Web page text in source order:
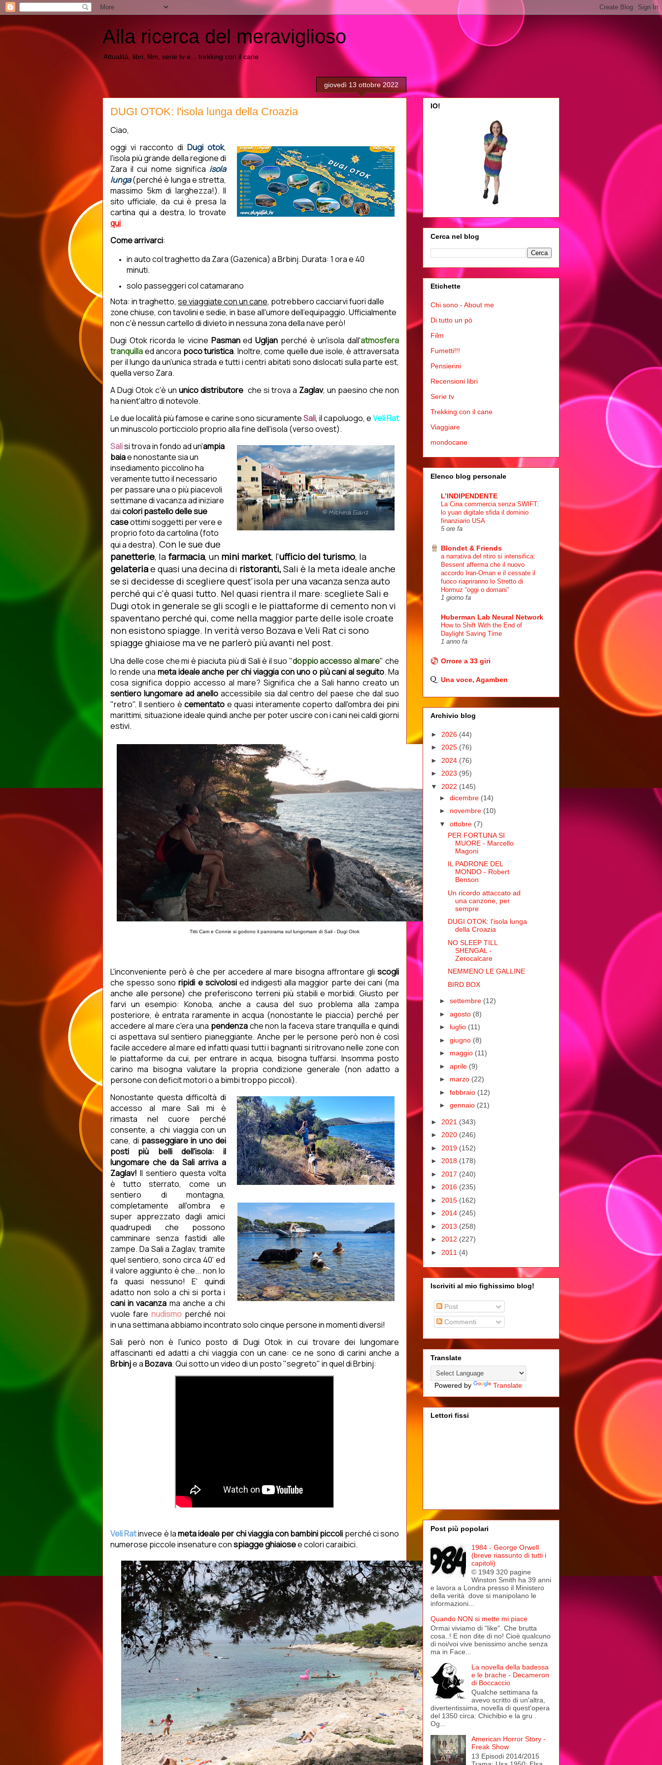
Alla ricerca del meraviglioso
Attualità, libri, film, serie tv e... trekking con il cane
giovedì 13 ottobre 2022
DUGI OTOK: l'isola lunga della Croazia
Ciao,
oggi vi racconto di Dugi otok,
l'isola più grande della regione di
Zara il cui nome significa isola
lunga(perché è lunga e stretta,
massimo 5km di larghezza!). Il
sito ufficiale, da cui è presa la
cartina qui a destra, lo trovate
qui.
Come arrivarci:
in auto col traghetto da Zara (Gazenica) a Brbinj. Durata: 1 ora e 40
minuti.
solo passeggeri col catamarano
Nota: in traghetto, se viaggiate con un cane, potrebbero cacciarvi fuori dalle
zone chiuse, con tavolini e sedie, in base all'umore dell'equipaggio. Ufficialmente
non c'è nessun cartello di divieto in nessuna zona della nave però!
Dugi Otok ricorda le vicine PasmanedUgljan perché è un'isola dall'atmosfera
tranquillaed ancora poco turistica. Inoltre, come quelle due isole, è attraversata
per il lungo da un'unica strada e tutti i centri abitati sono dislocati sulla parte est,
quella verso Zara.
A Dugi Otok c'è ununico distributore che si trova a Zaglav, un paesino che non
ha nient'altro di notevole.
Le due località più famose e carine sono sicuramenteSali, il capoluogo, eVeli Rat
un minuscolo porticciolo proprio alla fine dell'isola (verso ovest).
Salisi trova in fondo ad un'ampia
baiae nonostante sia un
insediamento piccolino ha
veramente tutto il necessario
per passare una o più piacevoli
settimane di vacanza ad iniziare
daicolori pastello delle sue
caseottimi soggetti per vere e
proprio foto da cartolina (foto
qui a destra).Con le sue due
panetterie, la farmacia, un mini market, l'ufficio del turismo, la
gelateriae quasi una decina di ristoranti, Sali è la meta ideale anche
se si decidesse di scegliere quest'isola peruna vacanza senza auto
perché qui c'è quasi tutto. Nel quasi rientra il mare: scegliete Sali e
Dugi otok in generale se gli scogli e le piattaforme di cemento non vi
spaventano perché qui, come nella maggior parte delle isole croate
non esistono spiagge. In verità verso Bozava e Veli Rat ci sono
spiagge ghiaiose ma ve ne parlerò più avanti nel post.
Una delle cose che mi è piaciuta più di Sali è il suo "doppio accesso al mare" che
lo rende una meta ideale anche per chi viaggia con uno o più cani al seguito. Ma
cosa significa doppio accesso al mare? Significa che a Sali hanno creato un
sentiero lungomare ad anello accessibile sia dal centro del paese che dal suo
"retro". Il sentiero ècementato e quasi interamente coperto dall'ombra dei pini
marittimi, situazione ideale quindi anche per poter uscire con i cani nei caldi giorni
estivi.
Titti Cam e Connie si godono il panorama sul lungomare di Sali - Dugi Otok
L'inconveniente però è che per accedere al mare bisogna affrontare gli scogli
che spesso sonoripidi e scivolosied indigesti alla maggior parte dei cani (ma
anche alle persone) che preferiscono terreni più stabili e morbidi. Giusto per
farvi un esempio: Konoba, anche a causa del suo problema alla zampa
posteriore, è entrata raramente in acqua (nonostante le piaccia) perché per
accedere al mare c'era una pendenzache non la faceva stare tranquilla e quindi
ci aspettava sul sentiero pianeggiante. Anche per le persone però non è così
facile accedere al mare ed infatti quasi tutti i bagnanti si ritrovano nelle zone con
le piattaforme da cui, per entrare in acqua, bisogna tuffarsi. Insomma posto
carino ma bisogna valutare la propria condizione generale (non adatto a
persone con deficit motori o a bimbi troppo piccoli).
Nonostante questa difficoltà di
accesso al mare Sali mi è
rimasta nel cuore perché
consente, a chi viaggia con un
cane, di passeggiare in uno dei
posti più belli dell'isola: il
lungomare che da Sali arriva a
Zaglav! Il sentiero questa volta
è tutto sterrato, come un
sentiero di montagna,
completamente all'ombra e
super apprezzato dagli amici
quadrupedi che possono
camminare senza fastidi alle
zampe. Da Sali a Zaglav, tramite
quel sentiero, sono circa 40' ed
il valore aggiunto è che... non lo
fa quasi nessuno! E' quindi
adatto non solo a chi si porta i
cani in vacanza ma anche a chi
vuole fare nudismo perché noi
in una settimana abbiamo incontrato solo cinque persone in momenti diversi!
Sali però non è l'unico posto di Dugi Otok in cui trovare dei lungomare
affascinanti ed adatti a chi viaggia con un cane: ce ne sono di carini anche a
Brbinje aBozava. Qui sotto un video di un posto "segreto" in quel di Brbinj:
Veli Ratinvece è lameta ideale per chi viaggia con bambini piccoli perché ci sono
numerose piccole insenature conspiagge ghiaiosee colori caraibici.
IO!
Cerca nel blog
Etichette
Chi sono - About me
Di tutto un pò
Film
Fumetti!!!
Pensierini
Recensioni libri
Serie tv
Trekking con il cane
Viaggiare
mondocane
Elenco blog personale
L’INDIPENDENTE
La Cina commercia senza SWIFT:
lo yuan digitale sfida il dominio
finanziario USA
5 ore fa
Blondet & Friends
a narrativa del ritiro si intensifica:
Bessent afferma che il nuovo
accordo Iran-Oman e il cessate il
fuoco riapriranno lo Stretto di
Hormuz “oggi o domani”
1 giorno fa
Huberman Lab Neural Network
How to Shift With the End of
Daylight Saving Time
1 anno fa
Orrore a 33 giri
Una voce, Agamben
Archivio blog
► 2026 (44)
► 2025 (76)
► 2024 (76)
► 2023 (95)
▼ 2022 (145)
► dicembre (14)
► novembre (10)
▼ ottobre (7)
PER FORTUNA SI
MUORE - Marcello
Magoni
IL PADRONE DEL
MONDO - Robert
Benson
Un ricordo attaccato ad
una canzone, per
sempre
DUGI OTOK: l'isola lunga
della Croazia
NO SLEEP TILL
SHENGAL -
Zerocalcare
NEMMENO LE GALLINE
BIRD BOX
► settembre (12)
► agosto (8)
► luglio (11)
► giugno (8)
► maggio (11)
► aprile (9)
► marzo (22)
► febbraio (12)
► gennaio (21)
► 2021 (343)
► 2020 (246)
► 2019 (152)
► 2018 (178)
► 2017 (240)
► 2016 (235)
► 2015 (162)
► 2014 (245)
► 2013 (258)
► 2012 (227)
► 2011 (4)
Iscriviti al mio fighissimo blog!
Post
Commenti
Translate
Powered by Translate
Lettori fissi
Post più popolari
1984 - George Orwell
(breve riassunto di tutti i
capitoli)
© 1949 320 pagine
Winston Smith ha 39 anni
e lavora a Londra presso il Ministero
della verità dove si manipolano le
informazioni...
Quando NON si mette mi piace
Ormai viviamo di "like". Che brutta
cosa..! E non dite di no! Cioè qualcuno
di noi/voi vive benissimo anche senza
ma in Face...
La novella della badessa
e le brache - Decameron
di Boccaccio
Qualche settimana fa
avevo scritto di un'altra,
divertentissima, novella di quest'opera
del 1350 circa: Chichibio e la gru .
Og...
American Horror Story -
Freak Show
13 Episodi 2014/2015